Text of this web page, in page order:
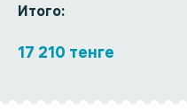
Итого:
17 210 тенге